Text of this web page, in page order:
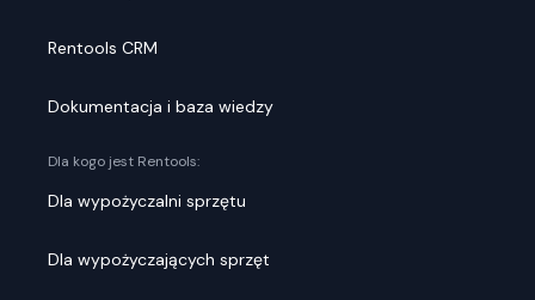
Rentools CRM
Dokumentacja i baza wiedzy
Dla kogo jest Rentools:
Dla wypożyczalni sprzętu
Dla wypożyczających sprzęt